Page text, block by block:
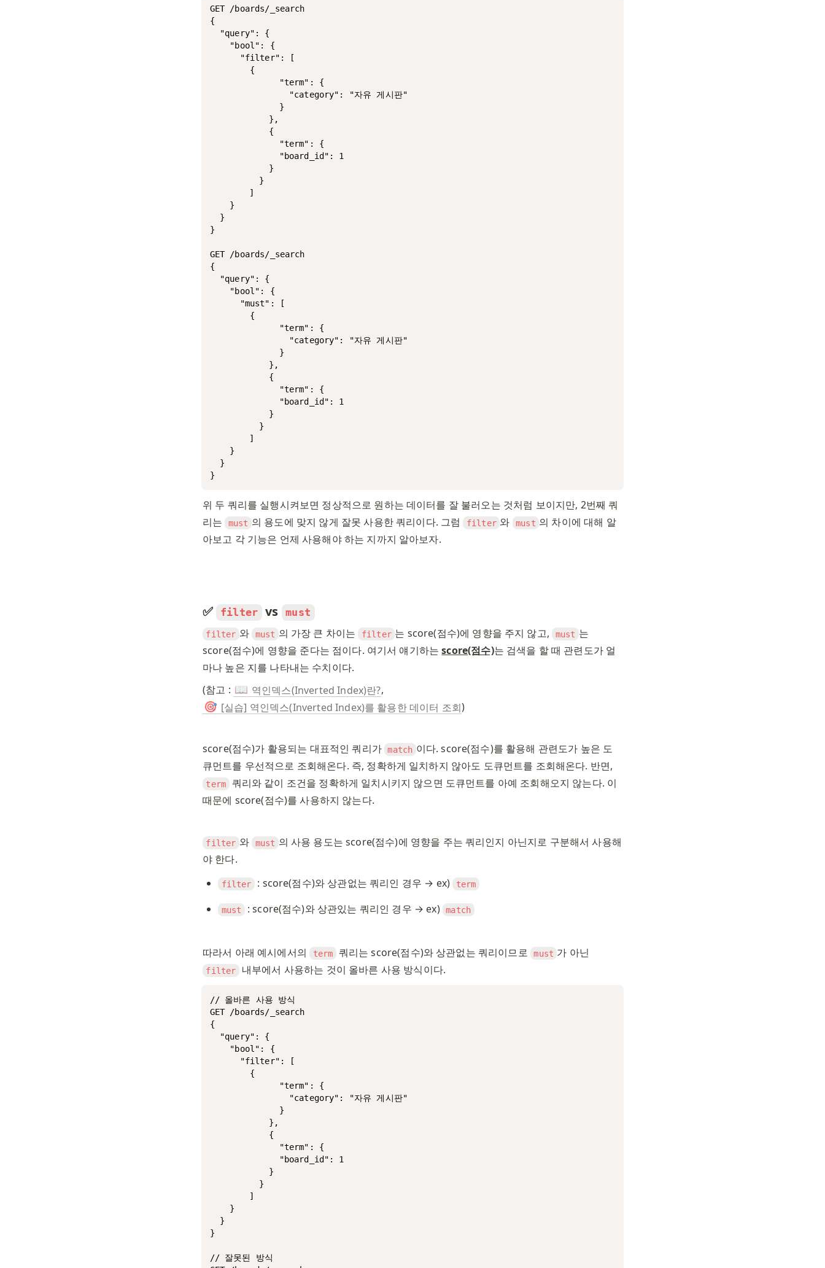
GET /boards/_search
{
  "query": {
    "bool": {
      "filter": [
        {
    }
  }
}
GET /boards/_search
{
  "query": {
    "bool": {
      "must": [
        {
    }
  }
}
위 두 쿼리를 실행시켜보면 정상적으로 원하는 데이터를 잘 불러오는 것처럼 보이지만, 2번째 쿼
리는
must 의 용도에 맞지 않게 잘못 사용한 쿼리이다. 그럼 filter 와 must 의 차이에 대해 알
아보고 각 기능은 언제 사용해야 하는 지까지 알아보자.
✅ filter vs must
filter 와 must 의 가장 큰 차이는 filter 는 score(점수)에 영향을 주지 않고, must 는
score(점수)에 영향을 준다는 점이다. 여기서 얘기하는 score(점수)는 검색을 할 때 관련도가 얼
마나 높은 지를 나타내는 수치이다.
(참고 : 📖 역인덱스(Inverted Index)란?,
🎯 [실습] 역인덱스(Inverted Index)를 활용한 데이터 조회)
score(점수)가 활용되는 대표적인 쿼리가 match 이다. score(점수)를 활용해 관련도가 높은 도
term
쿼리와 같이 조건을 정확하게 일치시키지 않으면 도큐먼트를 아예 조회해오지 않는다. 이
때문에 score(점수)를 사용하지 않는다.
filter 와 must 의 사용 용도는 score(점수)에 영향을 주는 쿼리인지 아닌지로 구분해서 사용해
야 한다.
filter : score(점수)와 상관없는 쿼리인 경우 → ex) term
must : score(점수)와 상관있는 쿼리인 경우 → ex) match
따라서 아래 예시에서의 term 쿼리는 score(점수)와 상관없는 쿼리이므로 must
filter 내부에서 사용하는 것이 올바른 사용 방식이다.
// 올바른 사용 방식
GET /boards/_search
{
  "query": {
    "bool": {
      "filter": [
        {
    }
  }
}
// 잘못된 방식